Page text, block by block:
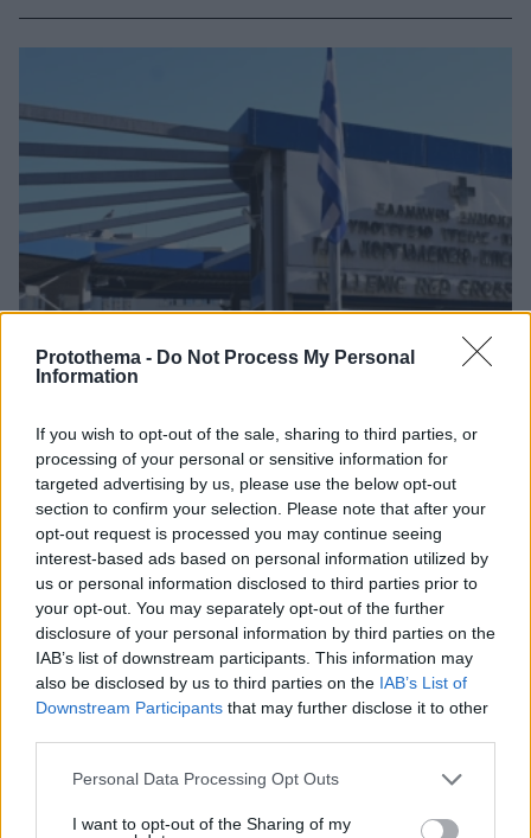
Protothema - Do Not Process My Personal
Information
If you wish to opt-out of the sale, sharing to third parties, or
processing of your personal or sensitive information for
targeted advertising by us, please use the below opt-out
section to confirm your selection. Please note that after your
opt-out request is processed you may continue seeing
interest-based ads based on personal information utilized by
us or personal information disclosed to third parties prior to
your opt-out. You may separately opt-out of the further
disclosure of your personal information by third parties on the
IAB’s list of downstream participants. This information may
also be disclosed by us to third parties on the IAB’s List of
Downstream Participants that may further disclose it to other
Please note that this website/app uses one or more Google
not limited to your visit or usage behaviour. You may click to
Personal Data Processing Opt Outs
I want to opt-out of the Sharing of my
Ασθενής ξυλοκόπησε νοσηλεύτρια στα Επείγοντα
του Ερυθρού Σταυρού, την άρπαξε από τα μαλλιά
και τη χτύπησε σε πόρτες - Τι καταγγέλλει η
ΠΟΕΔΗΝ
πριν 41 λεπτά